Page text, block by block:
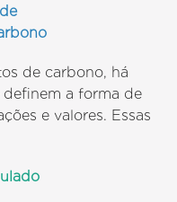
de carbono, há
definem a forma de
e valores. Essas